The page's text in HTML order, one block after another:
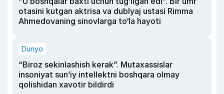
otasini kutgan aktrisa va dublyaj ustasi Rimma
Ahmedovaning sinovlarga to‘la hayoti
Dunyo
“Biroz sekinlashish kerak”. Mutaxassislar
insoniyat sun’iy intellektni boshqara olmay
qolishidan xavotir bildirdi